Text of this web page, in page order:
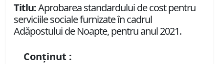
Titlu:Aprobarea standardului de cost pentru
serviciile sociale furnizate în cadrul
Adăpostului de Noapte, pentru anul 2021.
Conținut :